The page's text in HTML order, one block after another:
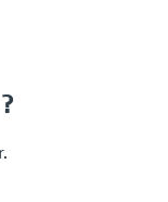
flexible et une
vers les
vous
moment.
24/7/365,
Cet